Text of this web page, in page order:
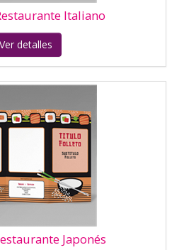
Ver detalles
Aventura